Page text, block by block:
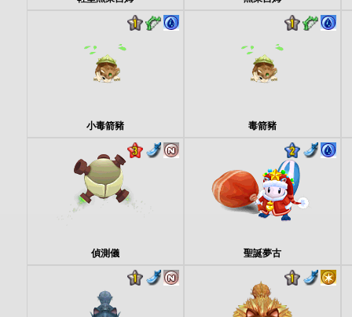
小毒箭豬 毒箭豬
偵測儀 聖誕夢古